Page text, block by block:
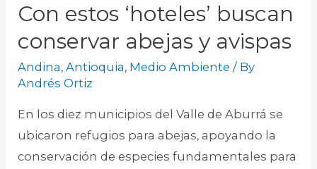
Con estos ‘hoteles’ buscan
conservar abejas y avispas
Andina,Antioquia, Medio Ambiente / By
Andrés Ortiz
En los diez municipios del Valle de Aburrá se
ubicaron refugios para abejas, apoyando la
conservación de especies fundamentales para